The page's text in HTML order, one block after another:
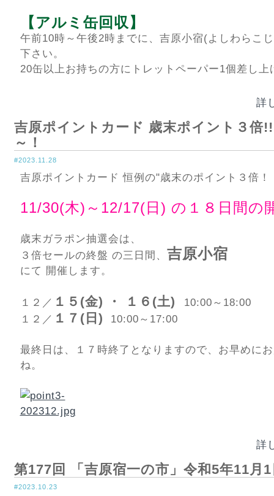
【アルミ缶回収】
午前10時～午後2時までに、吉原小宿(よしわらこ
下さい。
20缶以上お持ちの方にトレットペーパー1個差し上
詳
吉原ポイントカード 歳末ポイント３倍
～！
#2023.11.28
吉原ポイントカード 恒例の"歳末のポイント３倍！
11/30(木)～12/17(日) の１８日間の
歳末ガラポン抽選会は、
３倍セールの終盤 の三日間、 吉原小宿
にて 開催します。
１２／ １５(金) ・ １６(土)
10:00～18:00
１２／ １７(日) 10:00～17:00
最終日は、１７時終了となりますので、お早めに
ね。
詳
第177回 「吉原宿一の市」令和5年11月
#2023.10.23